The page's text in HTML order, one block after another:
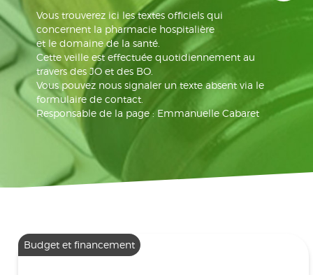
Vous trouverez ici les textes officiels qui
concernent la pharmacie hospitalière
et le domaine de la santé.
Cette veille est effectuée quotidiennement au
travers des JO et des BO.
Vous pouvez nous signaler un texte absent via le
formulaire de contact.
Responsable de la page : Emmanuelle Cabaret
Budget et financement